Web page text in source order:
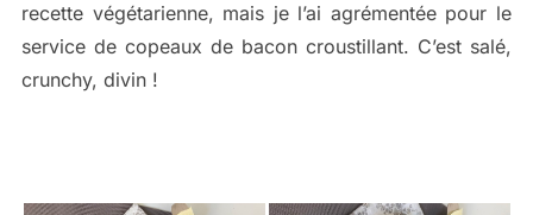
recette végétarienne, mais je l’ai agrémentée pour le
service de copeaux de bacon croustillant. C’est salé,
crunchy, divin !